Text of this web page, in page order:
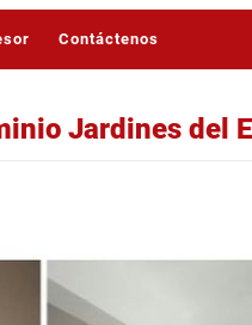
Contáctenos
Jardines del